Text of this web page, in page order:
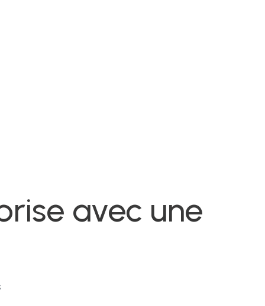
digitale & IA
avec une